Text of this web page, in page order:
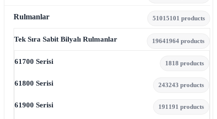
Rulmanlar 51015101 products
Tek Sıra Sabit Bilyalı Rulmanlar 19641964 products
61700 Serisi 1818 products
61800 Serisi 243243 products
61900 Serisi 191191 products